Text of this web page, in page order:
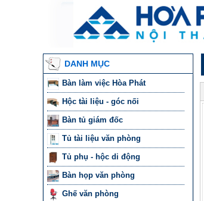
DANH MỤC
Bàn làm việc Hòa Phát
Hộc tài liệu - góc nối
Bàn tủ giám đốc
Tủ tài liệu văn phòng
Tủ phụ - hộc di động
Bàn họp văn phòng
Ghế văn phòng